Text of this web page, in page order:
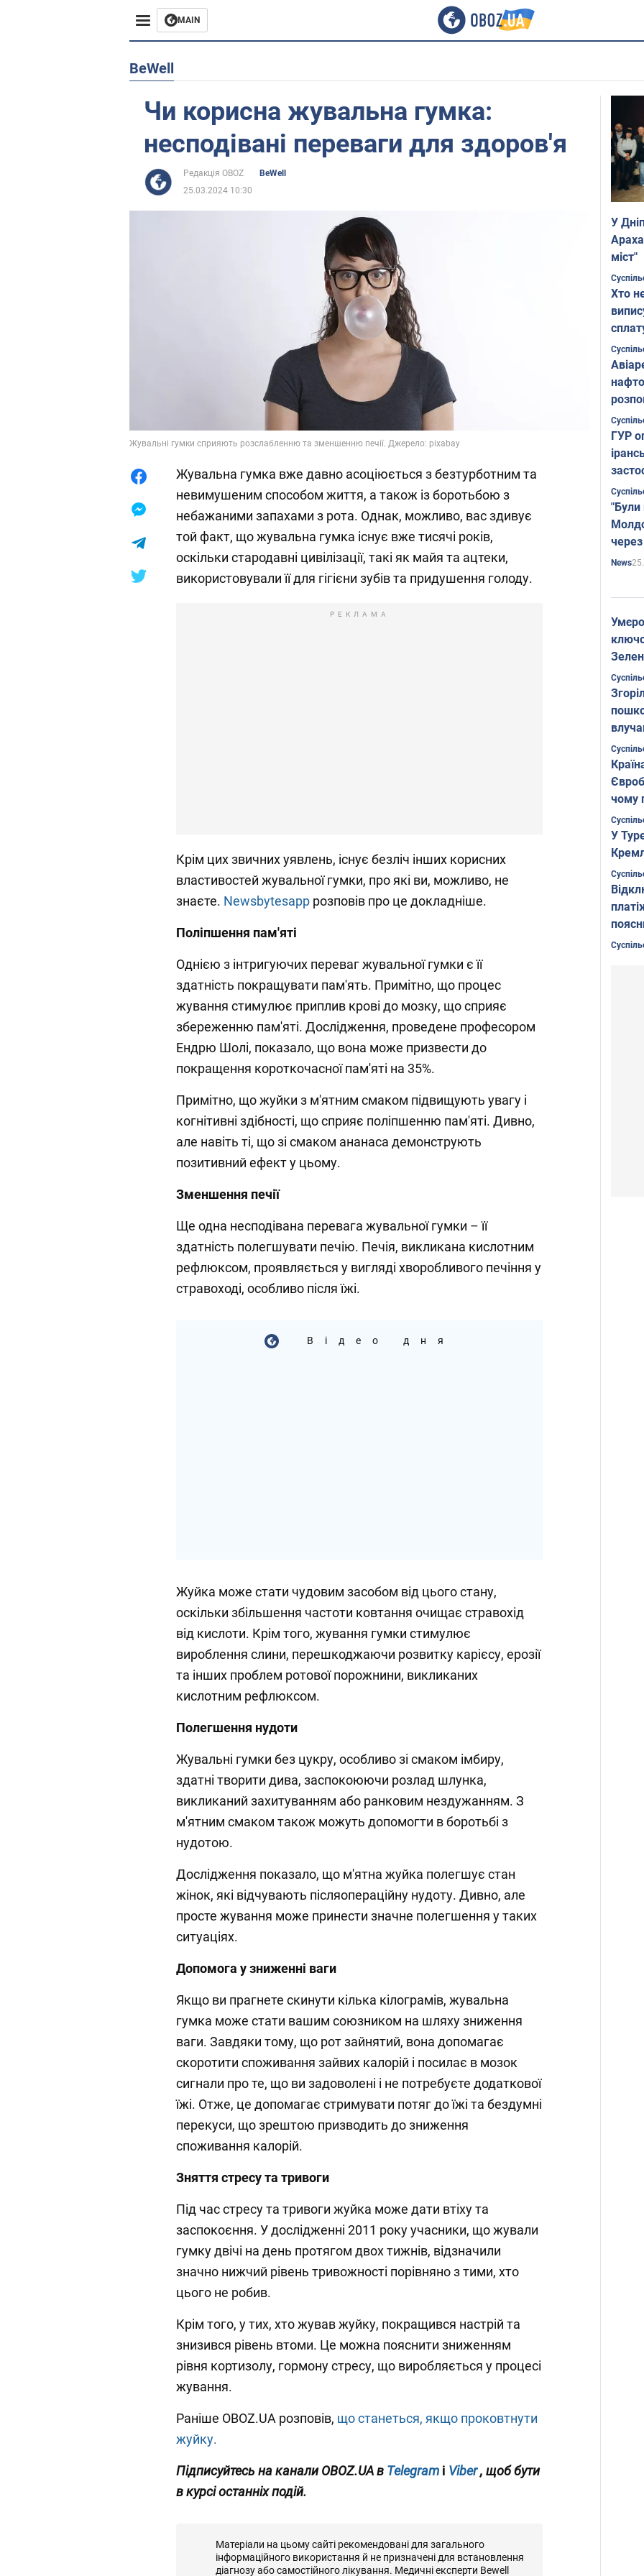
MAIN
Європа
Африка
BeWell
Чи корисна жувальна гумка:
несподівані переваги для здоров'я
Редакція OBOZ
BeWell
25.03.2024 10:30
Жувальні гумки сприяють розслабленню та зменшенню печії. Джерело: pixabay
Жувальна гумка вже давно асоціюється з безтурботним та
невимушеним способом життя, а також із боротьбою з
небажаними запахами з рота. Однак, можливо, вас здивує
той факт, що жувальна гумка існує вже тисячі років,
оскільки стародавні цивілізації, такі як майя та ацтеки,
використовували її для гігієни зубів та придушення голоду.
РЕКЛАМА
Крім цих звичних уявлень, існує безліч інших корисних
властивостей жувальної гумки, про які ви, можливо, не
знаєте. Newsbytesapp розповів про це докладніше.
Поліпшення пам'яті
Однією з інтригуючих переваг жувальної гумки є її
здатність покращувати пам'ять. Примітно, що процес
жування стимулює приплив крові до мозку, що сприяє
збереженню пам'яті. Дослідження, проведене професором
Ендрю Шолі, показало, що вона може призвести до
покращення короткочасної пам'яті на 35%.
Примітно, що жуйки з м'ятним смаком підвищують увагу і
когнітивні здібності, що сприяє поліпшенню пам'яті. Дивно,
але навіть ті, що зі смаком ананаса демонструють
позитивний ефект у цьому.
Зменшення печії
Ще одна несподівана перевага жувальної гумки – її
здатність полегшувати печію. Печія, викликана кислотним
рефлюксом, проявляється у вигляді хворобливого печіння у
стравоході, особливо після їжі.
Відео дня
Жуйка може стати чудовим засобом від цього стану,
оскільки збільшення частоти ковтання очищає стравохід
від кислоти. Крім того, жування гумки стимулює
вироблення слини, перешкоджаючи розвитку карієсу, ерозії
та інших проблем ротової порожнини, викликаних
кислотним рефлюксом.
Полегшення нудоти
Жувальні гумки без цукру, особливо зі смаком імбиру,
здатні творити дива, заспокоюючи розлад шлунка,
викликаний захитуванням або ранковим нездужанням. З
м'ятним смаком також можуть допомогти в боротьбі з
нудотою.
Дослідження показало, що м'ятна жуйка полегшує стан
жінок, які відчувають післяопераційну нудоту. Дивно, але
просте жування може принести значне полегшення у таких
ситуаціях.
Допомога у зниженні ваги
Якщо ви прагнете скинути кілька кілограмів, жувальна
гумка може стати вашим союзником на шляху зниження
ваги. Завдяки тому, що рот зайнятий, вона допомагає
скоротити споживання зайвих калорій і посилає в мозок
сигнали про те, що ви задоволені і не потребуєте додаткової
їжі. Отже, це допомагає стримувати потяг до їжі та бездумні
перекуси, що зрештою призводить до зниження
споживання калорій.
Зняття стресу та тривоги
Під час стресу та тривоги жуйка може дати втіху та
заспокоєння. У дослідженні 2011 року учасники, що жували
гумку двічі на день протягом двох тижнів, відзначили
значно нижчий рівень тривожності порівняно з тими, хто
цього не робив.
Крім того, у тих, хто жував жуйку, покращився настрій та
знизився рівень втоми. Це можна пояснити зниженням
рівня кортизолу, гормону стресу, що виробляється у процесі
жування.
Раніше OBOZ.UA розповів, що станеться, якщо проковтнути
жуйку.
Підписуйтесь на канали OBOZ.UA в Telegram і Viber, щоб бути
в курсі останніх подій.
Матеріали на цьому сайті рекомендовані для загального
інформаційного використання й не призначені для встановлення
діагнозу або самостійного лікування. Медичні експерти Bewell
У
міст"
Хто
ГУР
"Були
News
Фото
чому
У